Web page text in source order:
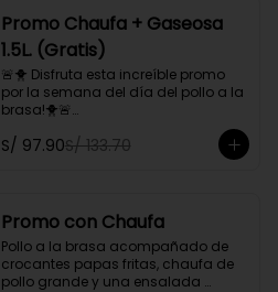
Promo Chaufa + Gaseosa
1.5L. (Gratis)
🚨🐥 Disfruta esta increíble promo
por la semana del día del pollo a la
brasa!🐥🚨
Pollo a la brasa, acompañado de
papas fritas, ensalada familiar y un
Promoción exclusiva para llevar o
delivery
S/ 97.90S/ 133.70
Promo con Chaufa
Pollo a la brasa acompañado de
crocantes papas fritas, chaufa de
pollo grande y una ensalada